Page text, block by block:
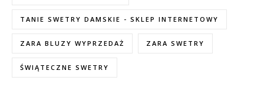
TANIE SWETRY DAMSKIE - SKLEP INTERNETOWY
ZARA BLUZY WYPRZEDAŻ ZARA SWETRY
ŚWIĄTECZNE SWETRY